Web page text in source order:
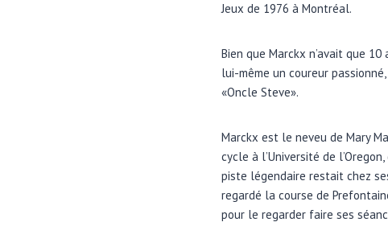
Jeux de 1976 à Montréal.
Bien que Marckx n’avait que
lui-même un coureur
«Oncle Steve».
Marckx est le neveu de Mary
cycle à l’Université de
piste légendaire restait chez
regardé la course de
pour le regarder faire ses